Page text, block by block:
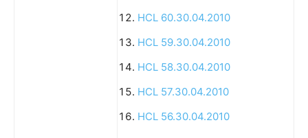
HCL 60.30.04.2010
HCL 59.30.04.2010
HCL 58.30.04.2010
HCL 57.30.04.2010
HCL 56.30.04.2010